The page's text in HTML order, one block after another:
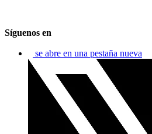
Síguenos en
se abre en una pestaña nueva